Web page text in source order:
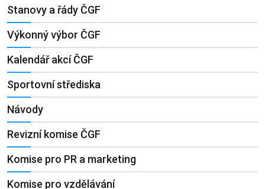
Stanovy a řády ČGF
Výkonný výbor ČGF
Kalendář akcí ČGF
Sportovní střediska
Návody
Revizní komise ČGF
Komise pro PR a marketing
Komise pro vzdělávání